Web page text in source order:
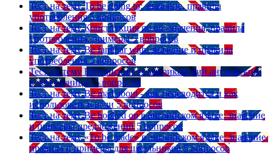
Тест на тему To be going to: значение, правила
употребления 5 вопросов
Тест на тему Конструкция go on: значения, правила
употребления, примеры 5 вопросов
Тест на тему Be familiar with: значение и правила
употребления 5 вопросов
Тест на тему Британский vs американский английский:
в чем разница? 5 вопросов
Тест на тему Be mad about - как переводится и как
использовать в речи 5 вопросов
Тест на тему Be hooked on в английском языке: значение
и примеры предложений 5 вопросов
Тест на тему «To be made» в английском языке: значение,
правила и примеры для школьников 5 вопросов